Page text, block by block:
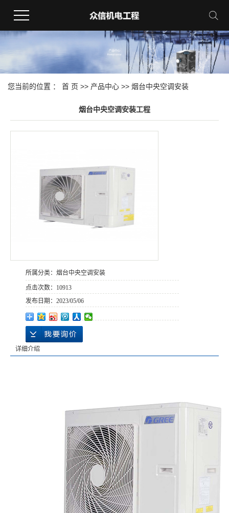
您当前的位置 ： 首 页 >> 产品中心 >> 烟台中央空调安装
烟台中央空调安装工程
所属分类： 烟台中央空调安装
点击次数： 10913
发布日期： 2023/05/06
详细介绍